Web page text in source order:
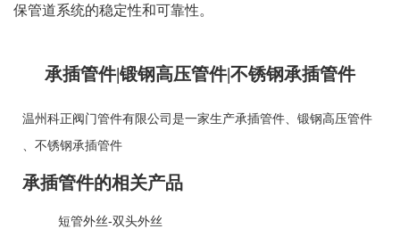
保管道系统的稳定性和可靠性。
承插管件|锻钢高压管件|不锈钢承插管件
温州科正阀门管件有限公司是一家生产承插管件
锻钢高压管件
不锈钢承插管件
承插管件的相关产品
短管外丝-双头外丝